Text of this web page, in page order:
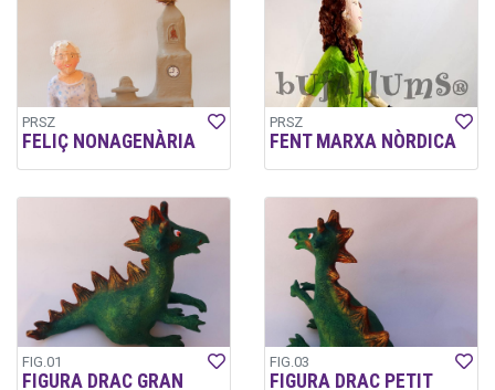
PRSZ
FELIÇ NONAGENÀRIA
PRSZ
FENT MARXA NÒRDICA
FIG.01
FIGURA DRAC GRAN
FIG.03
FIGURA DRAC PETIT